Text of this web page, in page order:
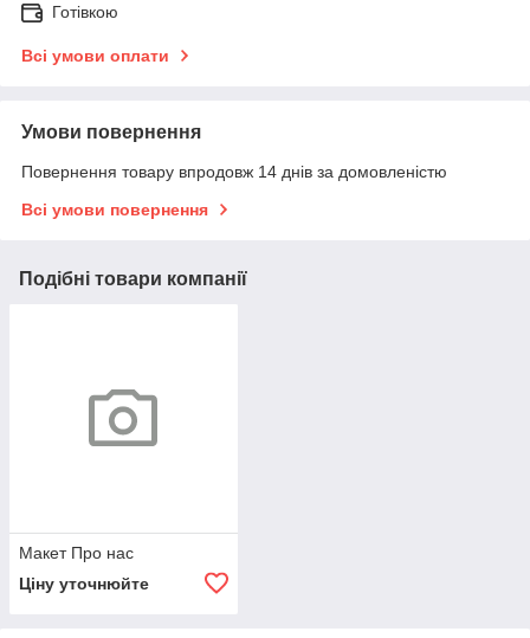
Готівкою
Всі умови оплати
Умови повернення
Повернення товару впродовж 14 днів за домовленістю
Всі умови повернення
Подібні товари компанії
Макет Про нас
Ціну уточнюйте